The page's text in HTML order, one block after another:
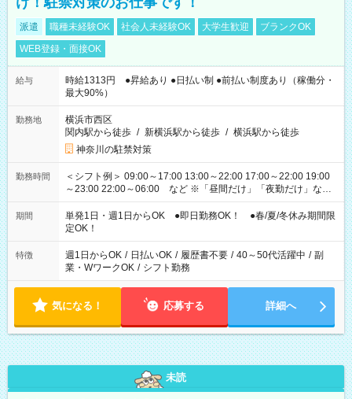
派遣 職種未経験OK 社会人未経験OK 大学生歓迎
ブランクOK
WEB登録・面接OK
給与
時給1313円 ●昇給あり ●日払い制 ●前払い制度あり（稼働分・
最大90%）
勤務地
横浜市西区
関内駅から徒歩 / 新横浜駅から徒歩 / 横浜駅から徒歩
神奈川の駐禁対策
勤務時間
＜シフト例＞ 09:00～17:00 13:00～22:00 17:00～22:00 19:00
～23:00 22:00～06:00 など ※「昼間だけ」「夜勤だけ」など
の希望OK
期間
単発1日・週1日からOK ●即日勤務OK！ ●春/夏/冬休み期間限
定OK！
特徴 週1日からOK / 日払いOK / 履歴書不要 / 40～50代活躍中 / 副
業・WワークOK / シフト勤務
気になる！ 応募する 詳細へ
未読